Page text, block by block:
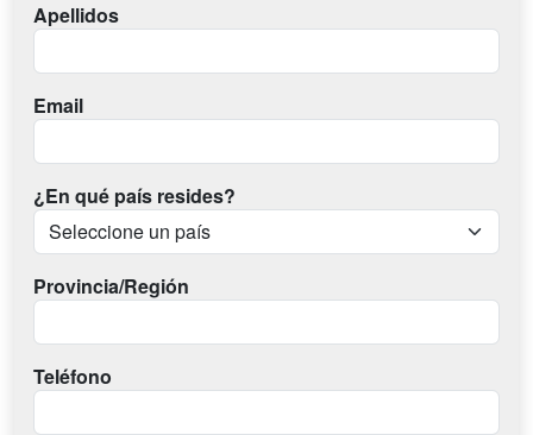
Apellidos
Email
¿En qué país resides?
Provincia/Región
Teléfono